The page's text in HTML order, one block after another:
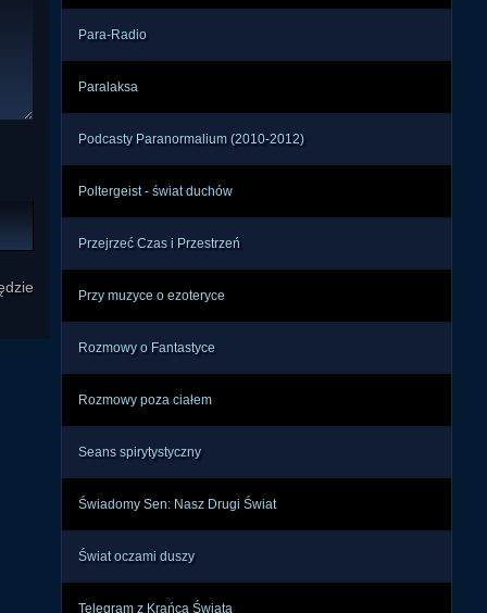
jak
Para-Radio
Paralaksa
Podcasty Paranormalium (2010-2012)
Poltergeist - świat duchów
Przejrzeć Czas i Przestrzeń
Przy muzyce o ezoteryce
Rozmowy o Fantastyce
Rozmowy poza ciałem
Seans spirytystyczny
Świadomy Sen: Nasz Drugi Świat
Świat oczami duszy
Telegram z Krańca Świata